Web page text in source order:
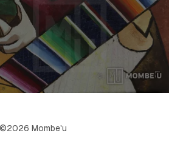
©2026 Mombe'u